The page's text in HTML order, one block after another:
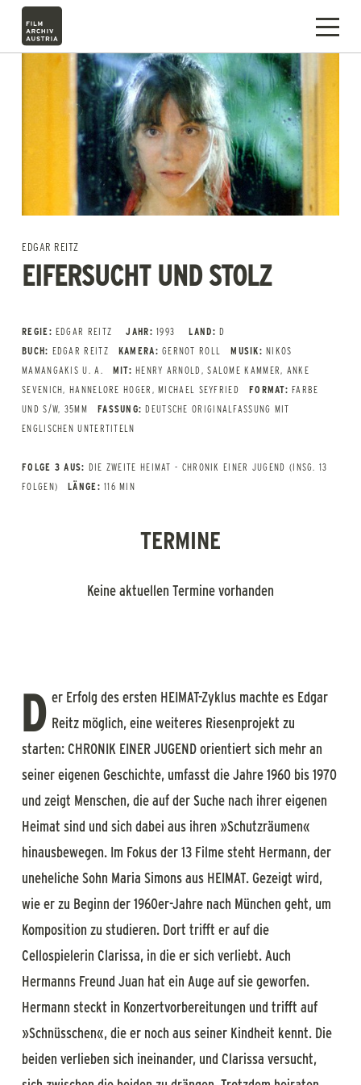
EDGAR REITZ
EIFERSUCHT UND STOLZ
REGIE: EDGAR REITZ JAHR: 1993 LAND: D
BUCH: EDGAR REITZ KAMERA: GERNOT ROLL MUSIK: NIKOS
MAMANGAKIS U. A.
MIT: HENRY ARNOLD, SALOME KAMMER, ANKE
SEVENICH, HANNELORE HOGER, MICHAEL SEYFRIED
FORMAT: FARBE
UND S/W, 35MM
FASSUNG: DEUTSCHE ORIGINALFASSUNG MIT
ENGLISCHEN UNTERTITELN
FOLGE 3 AUS: DIE ZWEITE HEIMAT - CHRONIK EINER JUGEND (INSG. 13
FOLGEN)
LÄNGE: 116 MIN
TERMINE
Keine aktuellen Termine vorhanden
D er Erfolg des ersten HEIMAT-Zyklus machte es Edgar
Reitz möglich, eine weiteres Riesenprojekt zu
starten: CHRONIK EINER JUGEND orientiert sich mehr an
seiner eigenen Geschichte, umfasst die Jahre 1960 bis 1970
und zeigt Menschen, die auf der Suche nach ihrer eigenen
Heimat sind und sich dabei aus ihren »Schutzräumen«
hinausbewegen. Im Fokus der 13 Filme steht Hermann, der
uneheliche Sohn Maria Simons aus HEIMAT. Gezeigt wird,
wie er zu Beginn der 1960er-Jahre nach München geht, um
Komposition zu studieren. Dort trifft er auf die
Cellospielerin Clarissa, in die er sich verliebt. Auch
Hermanns Freund Juan hat ein Auge auf sie geworfen.
Hermann steckt in Konzertvorbereitungen und trifft auf
»Schnüsschen«, die er noch aus seiner Kindheit kennt. Die
beiden verlieben sich ineinander, und Clarissa versucht,